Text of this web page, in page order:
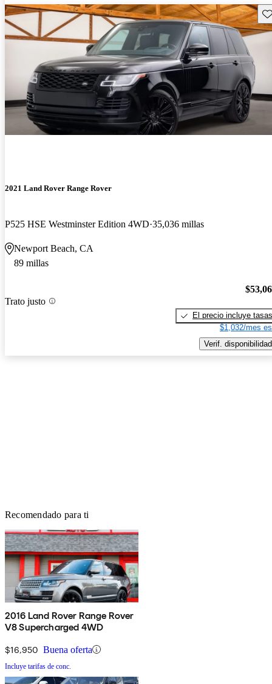
2021 Land Rover Range Rover
P525 HSE Westminster Edition 4WD 35,036 millas
Newport Beach, CA
89 millas
Trato justo
El precio incluye tasas
$1,032/mes
Verif. disponibilidad
Recomendado para ti
2016 Land Rover Range Rover
V8 Supercharged 4WD
$16,950 Buena oferta
Incluye tarifas de conc.